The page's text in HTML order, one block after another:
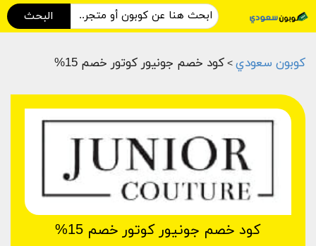
البحث
كوبون سعودي > كود خصم جونيور كوتور خصم 15%
كود خصم جونيور كوتور خصم 15%